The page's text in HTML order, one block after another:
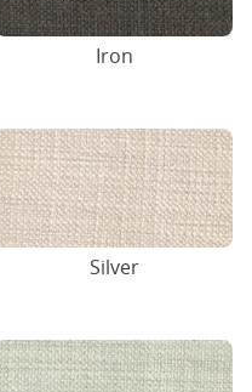
Iron
Silver